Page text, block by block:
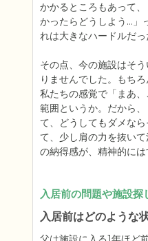
かかるところもあって
かったらどうしよう…」
れは大きなハードルだっ
その点、今の施設はそ
りませんでした。もち
私たちの感覚で「まあ
範囲というか。だから
て、どうしてもダメな
て、少し肩の力を抜い
の納得感が、精神的には
入居前の問題や施設探
入居前はどのような